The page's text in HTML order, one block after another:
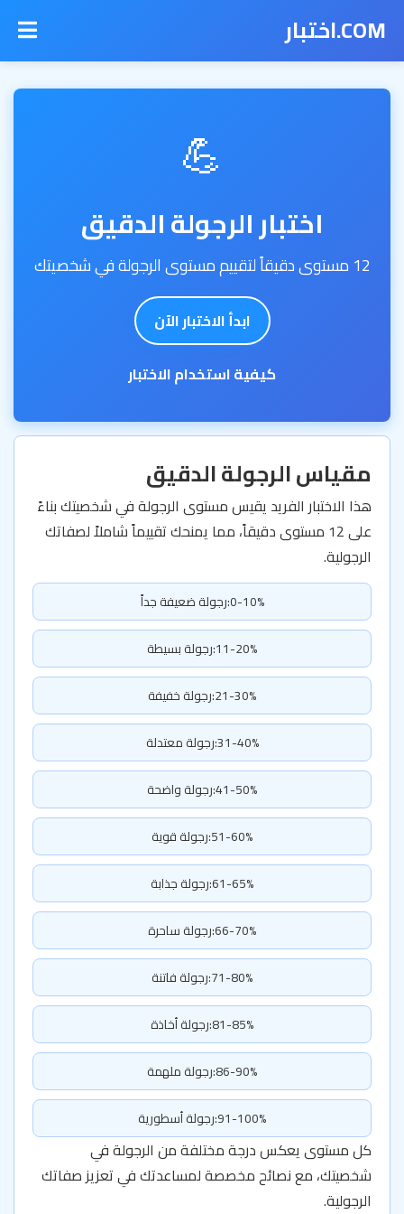
COM.اختبار
💪
اختبار الرجولة الدقيق
12 مستوى دقيقاً لتقييم مستوى الرجولة في شخصيتك
ابدأ الاختبار الآن
كيفية استخدام الاختبار
مقياس الرجولة الدقيق
هذا الاختبار الفريد يقيس مستوى الرجولة في شخصيتك بناءً
على 12 مستوى دقيقاً، مما يمنحك تقييماً شاملاً لصفاتك
الرجولية.
0-10%:رجولة ضعيفة جداً
11-20%:رجولة بسيطة
21-30%:رجولة خفيفة
31-40%:رجولة معتدلة
41-50%:رجولة واضحة
51-60%:رجولة قوية
61-65%:رجولة جذابة
66-70%:رجولة ساحرة
71-80%:رجولة فاتنة
81-85%:رجولة أخاذة
86-90%:رجولة ملهمة
91-100%:رجولة أسطورية
كل مستوى يعكس درجة مختلفة من الرجولة في
شخصيتك، مع نصائح مخصصة لمساعدتك في تعزيز صفاتك
الرجولية.